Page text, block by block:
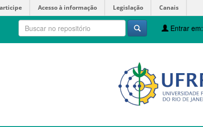
Acesso à informação Legislação Canais
Entrar em: